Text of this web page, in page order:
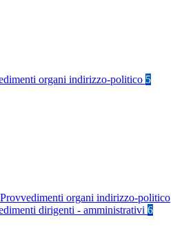
organi indirizzo-politico 5
Provvedimenti organi indirizzo-politico
dirigenti - amministrativi 6